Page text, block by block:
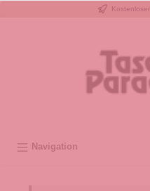
Navigation